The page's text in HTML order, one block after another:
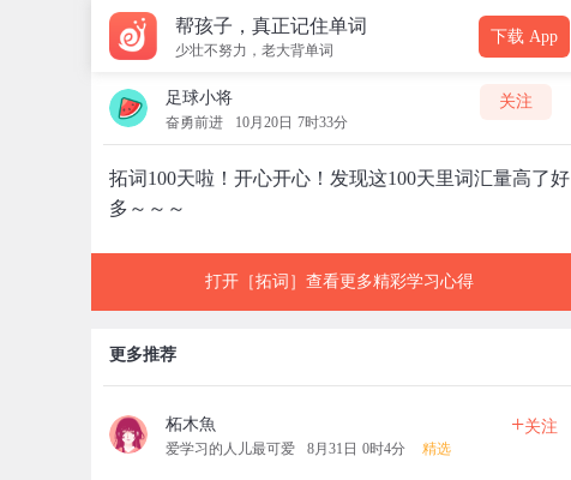
帮孩子，真正记住单词
少壮不努力，老大背单词
下载 App
足球小将
奋勇前进 10月20日 7时33分
关注
拓词100天啦！开心开心！发现这100天里词汇量高了好
多～～～
打开［拓词］查看更多精彩学习心得
更多推荐
柘木魚
爱学习的人儿最可爱 8月31日 0时4分 精选
+关注